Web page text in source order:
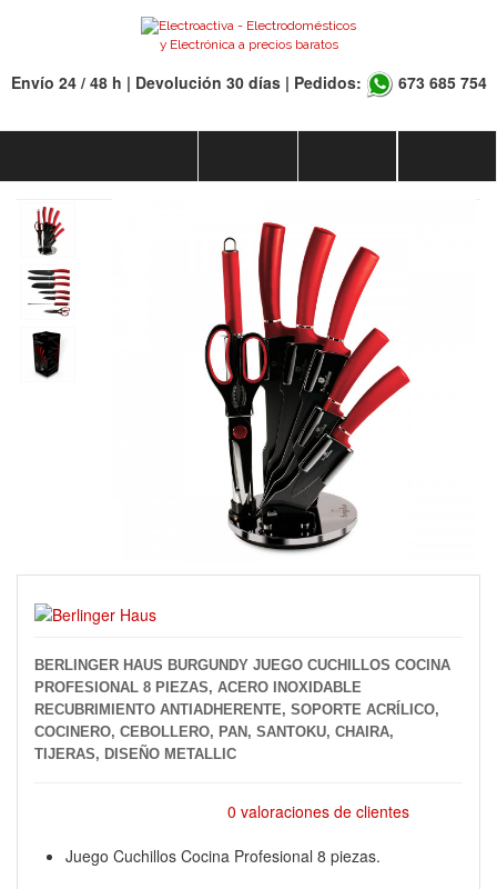
Envío 24 / 48 h | Devolución 30 días | Pedidos: 673 685 754
BERLINGER HAUS BURGUNDY JUEGO CUCHILLOS COCINA
PROFESIONAL 8 PIEZAS, ACERO INOXIDABLE
RECUBRIMIENTO ANTIADHERENTE, SOPORTE ACRÍLICO,
COCINERO, CEBOLLERO, PAN, SANTOKU, CHAIRA,
TIJERAS, DISEÑO METALLIC
0 valoraciones de clientes
Juego Cuchillos Cocina Profesional 8 piezas.